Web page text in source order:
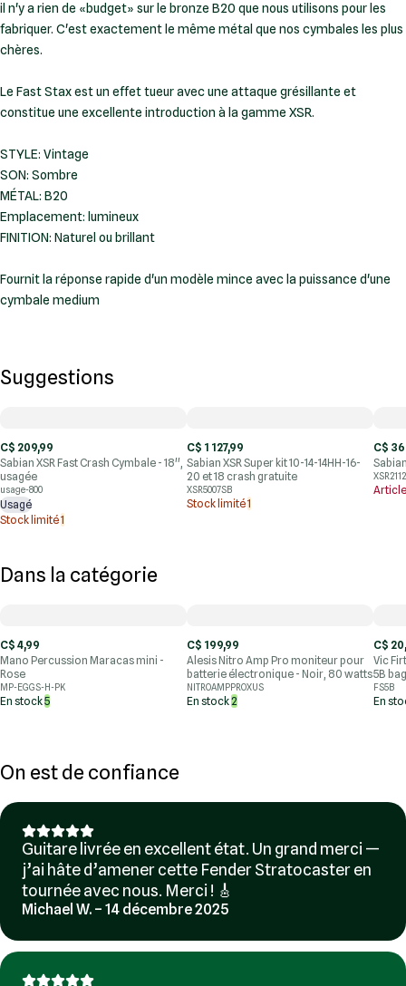
il n'y a rien de «budget» sur le bronze B20 que nous utilisons pour les
fabriquer. C'est exactement le même métal que nos cymbales les plus
chères.
Le Fast Stax est un effet tueur avec une attaque grésillante et
constitue une excellente introduction à la gamme XSR.
STYLE: Vintage
SON: Sombre
MÉTAL: B20
Emplacement: lumineux
FINITION: Naturel ou brillant
Fournit la réponse rapide d'un modèle mince avec la puissance d'une
cymbale medium
Suggestions
C$ 209,99
Sabian XSR Fast Crash Cymbale - 18'',
usagée
usage-800
Usagé
Stock limité1
C$ 1 127,99
Sabian XSR Super kit 10-14-14HH-16-
20 et 18 crash gratuite
XSR5007SB
Stock limité1
C$
Dans la catégorie
C$ 4,99
Mano Percussion Maracas mini -
Rose
MP-EGGS-H-PK
En stock5
C$ 199,99
Alesis Nitro Amp Pro moniteur pour
batterie électronique - Noir, 80 watts
NITROAMPPROXUS
En stock2
C$
Vic
5B
FS5B
En
On est de confiance
Guitare livrée en excellent état. Un grand merci —
j’ai hâte d’amener cette Fender Stratocaster en
tournée avec nous. Merci ! 🎸
Michael W. – 14 décembre 2025